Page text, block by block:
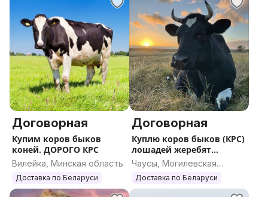
Договорная
Купим коров быков
коней. ДОРОГО КРС
Вилейка, Минская область
Доставка по Беларуси
Договорная
Куплю коров быков (КРС)
лошадей жеребят
ДОРОГО
Чаусы, Могилевская
область
Доставка по Беларуси